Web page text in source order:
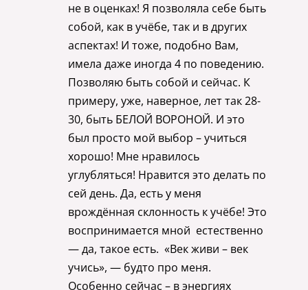
не в оценках! Я позволяла себе быть
собой, как в учёбе, так и в других
аспектах! И тоже, подобно Вам,
имела даже иногда 4 по поведению.
Позволяю быть собой и сейчас. К
примеру, уже, наверное, лет так 28-
30, быть БЕЛОЙ ВОРОНОЙ. И это
был просто мой выбор – учиться
хорошо! Мне нравилось
углубляться! Нравится это делать по
сей день. Да, есть у меня
врождённая склонность к учёбе! Это
воспринимается мной естественно
— да, такое есть. «Век живи – век
учись», — будто про меня.
Особенно сейчас – в энергиях